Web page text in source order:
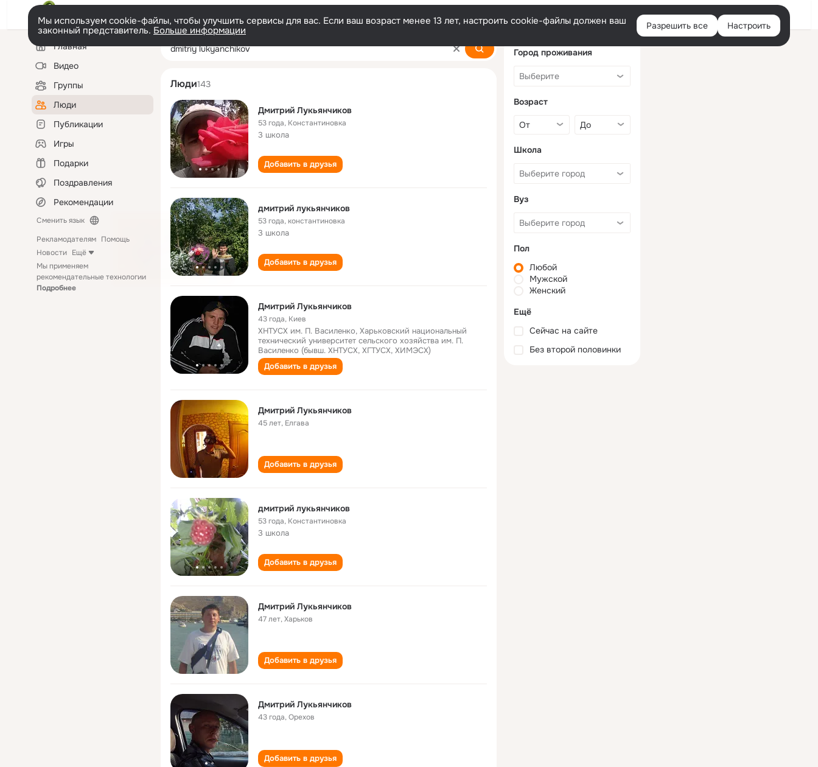
Войти
Мы используем cookie-файлы, чтобы улучшить сервисы для вас. Если ваш возраст менее 13 лет, настроить cookie-файлы должен ваш
законный представитель. Больше информации Разрешить все Настроить
Левая
колонкаГлавная
Видео
Группы
Люди
Публикации
Игры
Подарки
Поздравления
Рекомендации
Сменить язык
Рекламодателям Помощь
Новости Ещё
Мы применяем
рекомендательные технологии
Подробнее
dmitriy lukyanchikov
Люди143
Дмитрий Лукьянчиков
53 года, Константиновка
3 школа
Добавить в друзья
дмитрий лукьянчиков
53 года,константиновка
3 школа
Добавить в друзья
Дмитрий Лукьянчиков
43 года, Киев
ХНТУСХ им. П. Василенко, Харьковский национальный
технический университет сельского хозяйства им. П.
Василенко (бывш. ХНТУСХ, ХГТУСХ, ХИМЭСХ)
Добавить в друзья
Дмитрий Лукьянчиков
45 лет, Елгава
Добавить в друзья
дмитрий лукьянчиков
53 года, Константиновка
3 школа
Добавить в друзья
Дмитрий Лукьянчиков
47 лет,Харьков
Добавить в друзья
Дмитрий Лукьянчиков
43 года,Орехов
Добавить в друзья
Город проживания
Возраст
Школа
Вуз
Пол
Любой
Мужской
Женский
Ещё
Сейчас на сайте
Без второй половинки